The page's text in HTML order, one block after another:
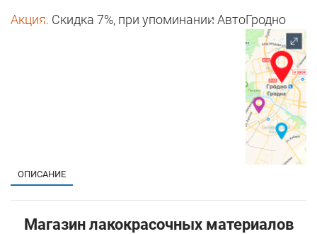
Акция: Скидка 7%, при упоминании АвтоГродно
ОПИСАНИЕ
Магазин лакокрасочных материалов